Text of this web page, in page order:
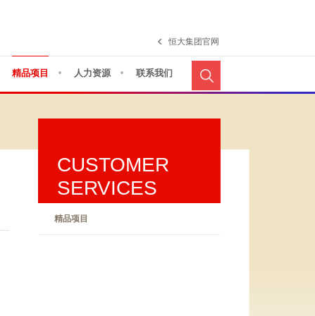
恒大集团官网
精品项目 人力资源 联系我们
CUSTOMER
SERVICES
精品项目